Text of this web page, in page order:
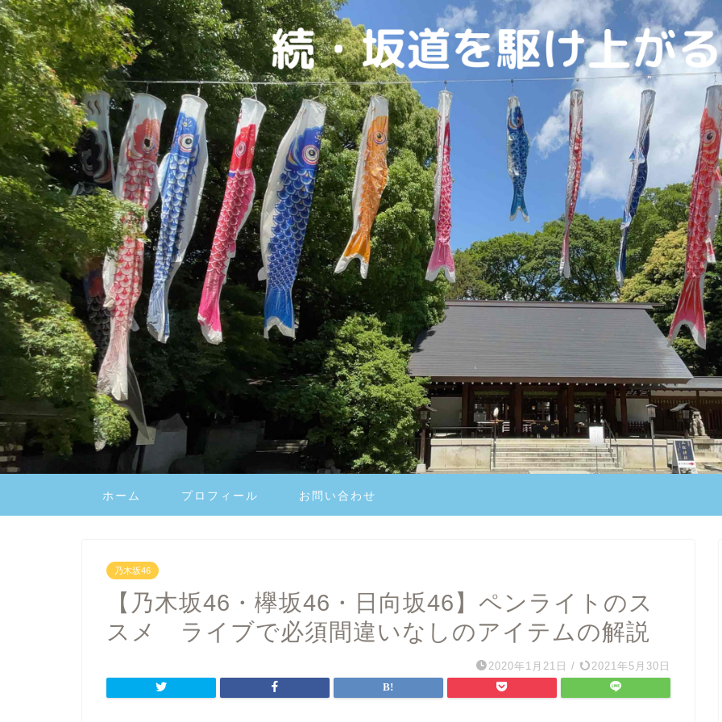
ホーム プロフィール お問い合わせ
乃木坂46
【乃木坂46・欅坂46・日向坂46】ペンライトのス
スメ ライブで必須間違いなしのアイテムの解説
2020年1月21日 / 2021年5月30日